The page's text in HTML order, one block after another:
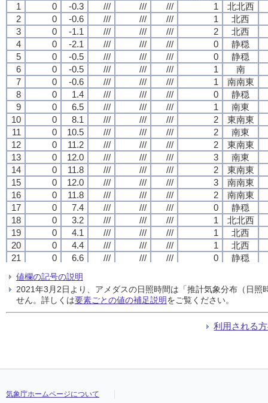
1
0 -0.3 /// /// /// 1
北北西
2
0 -0.6 /// /// /// 1
北西
3
0 -1.1 /// /// /// 2
北西
4
0 -2.1 /// /// /// 0
静穏
5
0 -0.5 /// /// /// 0
静穏
6
0 -0.5 /// /// /// 1
南
7
0 -0.6 /// /// /// 1
南南東
8
0 1.4 /// /// /// 0
静穏
9
0 6.5 /// /// /// 1
南東
10
0 8.1 /// /// /// 2
東南東
11
0 10.5 /// /// /// 2
南東
12
0 11.2 /// /// /// 2
東南東
13
0 12.0 /// /// /// 3
南東
14
0 11.8 /// /// /// 2
東南東
15
0 12.0 /// /// /// 3
南南東
16
0 11.8 /// /// /// 2
南南東
17
0 7.4 /// /// /// 0
静穏
18
0 3.2 /// /// /// 1
北北西
19
0 4.1 /// /// /// 1
北西
20
0 4.4 /// /// /// 1
北西
21
0 6.6 /// /// /// 0
静穏
23
0 6.6
静穏
24
0 5.7 /// /// /// 0 静穏
1
0 -0.3 /// /// /// 1
北北西
2
0 -0.6 /// /// /// 1
北西
3
0 -1.1 /// /// /// 2
北西
4
0 -2.1 /// /// /// 0
静穏
5
0 -0.5 /// /// /// 0
静穏
6
0 -0.5 /// /// /// 1
南
7
0 -0.6 /// /// /// 1
南南東
8
0 1.4 /// /// /// 0
静穏
9
0 6.5 /// /// /// 1
南東
10
0 8.1 /// /// /// 2
東南東
11
0 10.5 /// /// /// 2
南東
12
0 11.2 /// /// /// 2
東南東
13
0 12.0 /// /// /// 3
南東
14
0 11.8 /// /// /// 2
東南東
15
0 12.0 /// /// /// 3
南南東
16
0 11.8 /// /// /// 2
南南東
17
0 7.4 /// /// /// 0
静穏
18
0 3.2 /// /// /// 1
北北西
19
0 4.1 /// /// /// 1
北西
20
0 4.4 /// /// /// 1
北西
21
0 6.6 /// /// /// 0
静穏
23
0 6.6
静穏
24
0 5.7 /// /// /// 0 静穏
1
0 -0.3 /// /// /// 1
北北西
2
0 -0.6 /// /// /// 1
北西
3
0 -1.1 /// /// /// 2
北西
4
0 -2.1 /// /// /// 0
静穏
5
0 -0.5 /// /// /// 0
静穏
6
0 -0.5 /// /// /// 1
南
7
0 -0.6 /// /// /// 1
南南東
8
0 1.4 /// /// /// 0
静穏
9
0 6.5 /// /// /// 1
南東
10
0 8.1 /// /// /// 2
東南東
11
0 10.5 /// /// /// 2
南東
12
0 11.2 /// /// /// 2
東南東
13
0 12.0 /// /// /// 3
南東
14
0 11.8 /// /// /// 2
東南東
15
0 12.0 /// /// /// 3
南南東
16
0 11.8 /// /// /// 2
南南東
17
0 7.4 /// /// /// 0
静穏
18
0 3.2 /// /// /// 1
北北西
19
0 4.1 /// /// /// 1
北西
20
0 4.4 /// /// /// 1
北西
21
0 6.6 /// /// /// 0
静穏
23
0 6.6
静穏
24
0 5.7 /// /// /// 0 静穏
1
0 -0.3 /// /// /// 1
北北西
2
0 -0.6 /// /// /// 1
北西
3
0 -1.1 /// /// /// 2
北西
4
0 -2.1 /// /// /// 0
静穏
5
0 -0.5 /// /// /// 0
静穏
6
0 -0.5 /// /// /// 1
南
7
0 -0.6 /// /// /// 1
南南東
8
0 1.4 /// /// /// 0
静穏
9
0 6.5 /// /// /// 1
南東
10
0 8.1 /// /// /// 2
東南東
11
0 10.5 /// /// /// 2
南東
12
0 11.2 /// /// /// 2
東南東
13
0 12.0 /// /// /// 3
南東
14
0 11.8 /// /// /// 2
東南東
15
0 12.0 /// /// /// 3
南南東
16
0 11.8 /// /// /// 2
南南東
17
0 7.4 /// /// /// 0
静穏
18
0 3.2 /// /// /// 1
北北西
19
0 4.1 /// /// /// 1
北西
20
0 4.4 /// /// /// 1
北西
21
0 6.6 /// /// /// 0
静穏
23
0 6.6
静穏
24
0 5.7 /// /// /// 0 静穏
値欄の記号の説明
2021年3月2日より、アメダスの日照時間は「推計気象分布（日
せん。詳しくは要素ごとの値の補足説明をご覧ください。
利用される
気象庁ホームページについて